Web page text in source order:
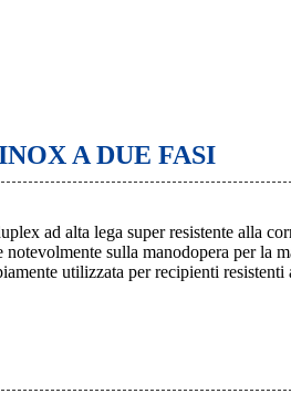
A DUE FASI
ad alta lega super resistente alla
sulla manodopera per la
utilizzata per recipienti